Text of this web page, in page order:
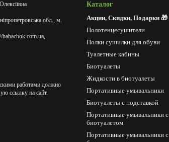
обл., м.
работами должно
ссылку на сайт.
Каталог
Акции, Скидки, Подарки 🎁
Полотенцесушители
Полки сушилки для обуви
Туалетные кабины
Биотуалеты
Жидкости в биотуалеты
Портативные умывальники
Биотуалеты с подставкой
Портативные умывальники с
биотуалетом
Портативные умывальники с